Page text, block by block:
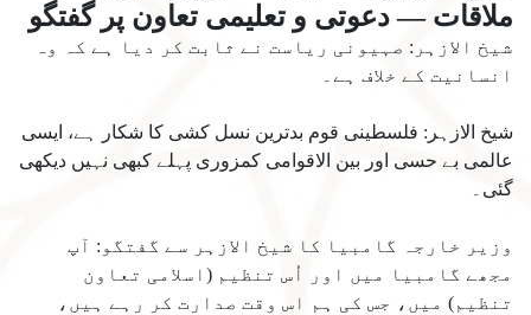
ملاقات — دعوتی و تعلیمی تعاون پر گفتگو
شیخ الازہر: صہیونی ریاست نے ثابت کر دیا ہے کہ وہ
انسانیت کے خلاف ہے۔
شیخ الازہر: فلسطینی قوم بدترین نسل کشی کا شکار ہے، ایسی
عالمی بے حسی اور بین الاقوامی کمزوری پہلے کبھی نہیں دیکھی
گئی۔
وزیر خارجہ گامبیا کا شیخ الازہر سے گفتگو: آپ
مجھے گامبیا میں اور اُس تنظیم (اسلامی تعاون
تنظیم) میں، جس کی ہم اس وقت صدارت کر رہے ہیں،